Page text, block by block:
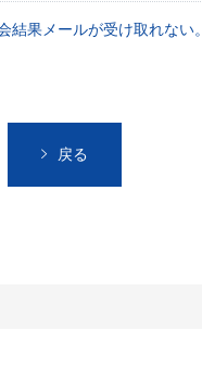
果メールが受け取れない。
戻る